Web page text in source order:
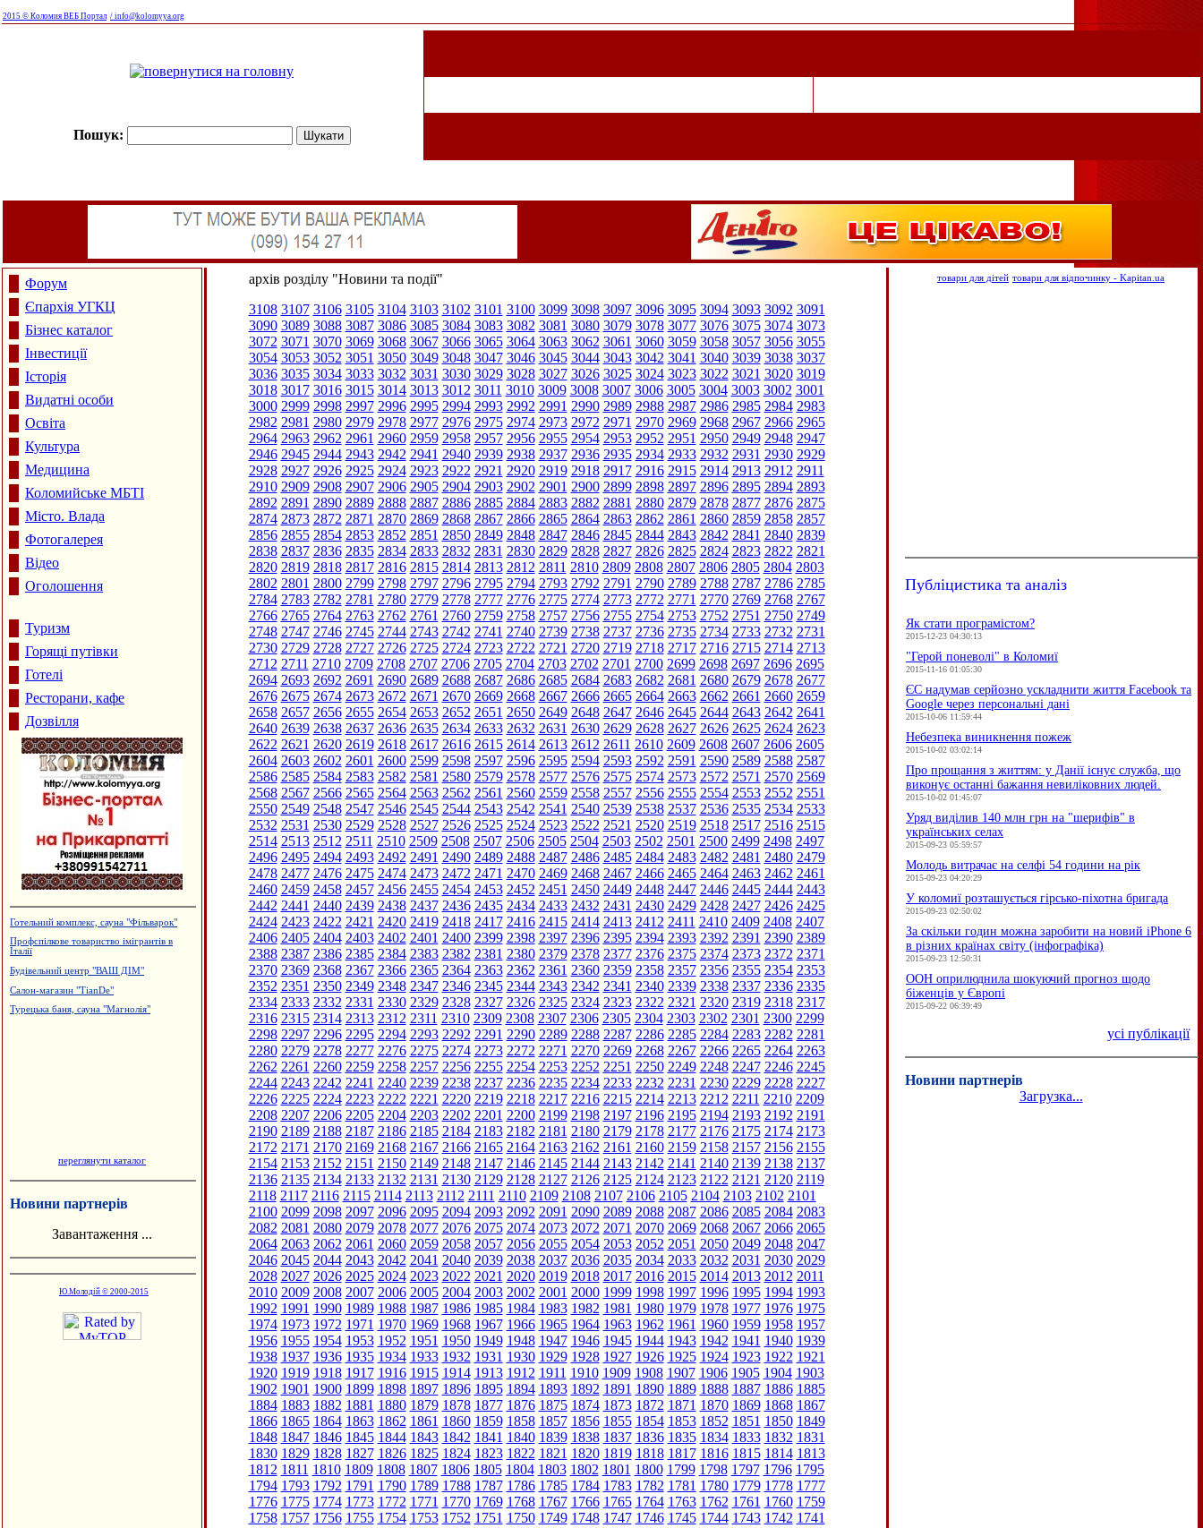
2015 © Коломия ВЕБ Портал / info@kolomyya.org
Пошук:
Форум
Єпархія УГКЦ
Бізнес каталог
Інвестиції
Історія
Видатні особи
Освіта
Культура
Медицина
Коломийське МБТІ
Місто. Влада
Фотогалерея
Відео
Оголошення
Туризм
Горящі путівки
Готелі
Ресторани, кафе
Дозвілля
Готельний комплекс, сауна "Фільварок"
Профспілкове товариство імігрантів в
Італії
Будівельний центр "ВАШ ДІМ"
Салон-магазин "TianDe"
Турецька баня, сауна "Магнолія"
переглянути каталог
Новини партнерів
Завантаження ...
Ю.Молодій © 2000-2015
архів розділу "Новини та події"
3108 3107 3106 3105 3104 3103 3102 3101 3100 3099 3098 3097 3096 3095 3094 3093 3092 3091
3090 3089 3088 3087 3086 3085 3084 3083 3082 3081 3080 3079 3078 3077 3076 3075 3074 3073
3072 3071 3070 3069 3068 3067 3066 3065 3064 3063 3062 3061 3060 3059 3058 3057 3056 3055
3054 3053 3052 3051 3050 3049 3048 3047 3046 3045 3044 3043 3042 3041 3040 3039 3038 3037
3036 3035 3034 3033 3032 3031 3030 3029 3028 3027 3026 3025 3024 3023 3022 3021 3020 3019
3018 3017 3016 3015 3014 3013 3012 3011 3010 3009 3008 3007 3006 3005 3004 3003 3002 3001
3000 2999 2998 2997 2996 2995 2994 2993 2992 2991 2990 2989 2988 2987 2986 2985 2984 2983
2982 2981 2980 2979 2978 2977 2976 2975 2974 2973 2972 2971 2970 2969 2968 2967 2966 2965
2964 2963 2962 2961 2960 2959 2958 2957 2956 2955 2954 2953 2952 2951 2950 2949 2948 2947
2946 2945 2944 2943 2942 2941 2940 2939 2938 2937 2936 2935 2934 2933 2932 2931 2930 2929
2928 2927 2926 2925 2924 2923 2922 2921 2920 2919 2918 2917 2916 2915 2914 2913 2912 2911
2910 2909 2908 2907 2906 2905 2904 2903 2902 2901 2900 2899 2898 2897 2896 2895 2894 2893
2892 2891 2890 2889 2888 2887 2886 2885 2884 2883 2882 2881 2880 2879 2878 2877 2876 2875
2874 2873 2872 2871 2870 2869 2868 2867 2866 2865 2864 2863 2862 2861 2860 2859 2858 2857
2856 2855 2854 2853 2852 2851 2850 2849 2848 2847 2846 2845 2844 2843 2842 2841 2840 2839
2838 2837 2836 2835 2834 2833 2832 2831 2830 2829 2828 2827 2826 2825 2824 2823 2822 2821
2820 2819 2818 2817 2816 2815 2814 2813 2812 2811 2810 2809 2808 2807 2806 2805 2804 2803
2802 2801 2800 2799 2798 2797 2796 2795 2794 2793 2792 2791 2790 2789 2788 2787 2786 2785
2784 2783 2782 2781 2780 2779 2778 2777 2776 2775 2774 2773 2772 2771 2770 2769 2768 2767
2766 2765 2764 2763 2762 2761 2760 2759 2758 2757 2756 2755 2754 2753 2752 2751 2750 2749
2748 2747 2746 2745 2744 2743 2742 2741 2740 2739 2738 2737 2736 2735 2734 2733 2732 2731
2730 2729 2728 2727 2726 2725 2724 2723 2722 2721 2720 2719 2718 2717 2716 2715 2714 2713
2712 2711 2710 2709 2708 2707 2706 2705 2704 2703 2702 2701 2700 2699 2698 2697 2696 2695
2694 2693 2692 2691 2690 2689 2688 2687 2686 2685 2684 2683 2682 2681 2680 2679 2678 2677
2676 2675 2674 2673 2672 2671 2670 2669 2668 2667 2666 2665 2664 2663 2662 2661 2660 2659
2658 2657 2656 2655 2654 2653 2652 2651 2650 2649 2648 2647 2646 2645 2644 2643 2642 2641
2640 2639 2638 2637 2636 2635 2634 2633 2632 2631 2630 2629 2628 2627 2626 2625 2624 2623
2622 2621 2620 2619 2618 2617 2616 2615 2614 2613 2612 2611 2610 2609 2608 2607 2606 2605
2604 2603 2602 2601 2600 2599 2598 2597 2596 2595 2594 2593 2592 2591 2590 2589 2588 2587
2586 2585 2584 2583 2582 2581 2580 2579 2578 2577 2576 2575 2574 2573 2572 2571 2570 2569
2568 2567 2566 2565 2564 2563 2562 2561 2560 2559 2558 2557 2556 2555 2554 2553 2552 2551
2550 2549 2548 2547 2546 2545 2544 2543 2542 2541 2540 2539 2538 2537 2536 2535 2534 2533
2532 2531 2530 2529 2528 2527 2526 2525 2524 2523 2522 2521 2520 2519 2518 2517 2516 2515
2514 2513 2512 2511 2510 2509 2508 2507 2506 2505 2504 2503 2502 2501 2500 2499 2498 2497
2496 2495 2494 2493 2492 2491 2490 2489 2488 2487 2486 2485 2484 2483 2482 2481 2480 2479
2478 2477 2476 2475 2474 2473 2472 2471 2470 2469 2468 2467 2466 2465 2464 2463 2462 2461
2460 2459 2458 2457 2456 2455 2454 2453 2452 2451 2450 2449 2448 2447 2446 2445 2444 2443
2442 2441 2440 2439 2438 2437 2436 2435 2434 2433 2432 2431 2430 2429 2428 2427 2426 2425
2424 2423 2422 2421 2420 2419 2418 2417 2416 2415 2414 2413 2412 2411 2410 2409 2408 2407
2406 2405 2404 2403 2402 2401 2400 2399 2398 2397 2396 2395 2394 2393 2392 2391 2390 2389
2388 2387 2386 2385 2384 2383 2382 2381 2380 2379 2378 2377 2376 2375 2374 2373 2372 2371
2370 2369 2368 2367 2366 2365 2364 2363 2362 2361 2360 2359 2358 2357 2356 2355 2354 2353
2352 2351 2350 2349 2348 2347 2346 2345 2344 2343 2342 2341 2340 2339 2338 2337 2336 2335
2334 2333 2332 2331 2330 2329 2328 2327 2326 2325 2324 2323 2322 2321 2320 2319 2318 2317
2316 2315 2314 2313 2312 2311 2310 2309 2308 2307 2306 2305 2304 2303 2302 2301 2300 2299
2298 2297 2296 2295 2294 2293 2292 2291 2290 2289 2288 2287 2286 2285 2284 2283 2282 2281
2280 2279 2278 2277 2276 2275 2274 2273 2272 2271 2270 2269 2268 2267 2266 2265 2264 2263
2262 2261 2260 2259 2258 2257 2256 2255 2254 2253 2252 2251 2250 2249 2248 2247 2246 2245
2244 2243 2242 2241 2240 2239 2238 2237 2236 2235 2234 2233 2232 2231 2230 2229 2228 2227
2226 2225 2224 2223 2222 2221 2220 2219 2218 2217 2216 2215 2214 2213 2212 2211 2210 2209
2208 2207 2206 2205 2204 2203 2202 2201 2200 2199 2198 2197 2196 2195 2194 2193 2192 2191
2190 2189 2188 2187 2186 2185 2184 2183 2182 2181 2180 2179 2178 2177 2176 2175 2174 2173
2172 2171 2170 2169 2168 2167 2166 2165 2164 2163 2162 2161 2160 2159 2158 2157 2156 2155
2154 2153 2152 2151 2150 2149 2148 2147 2146 2145 2144 2143 2142 2141 2140 2139 2138 2137
2136 2135 2134 2133 2132 2131 2130 2129 2128 2127 2126 2125 2124 2123 2122 2121 2120 2119
2118 2117 2116 2115 2114 2113 2112 2111 2110 2109 2108 2107 2106 2105 2104 2103 2102 2101
2100 2099 2098 2097 2096 2095 2094 2093 2092 2091 2090 2089 2088 2087 2086 2085 2084 2083
2082 2081 2080 2079 2078 2077 2076 2075 2074 2073 2072 2071 2070 2069 2068 2067 2066 2065
2064 2063 2062 2061 2060 2059 2058 2057 2056 2055 2054 2053 2052 2051 2050 2049 2048 2047
2046 2045 2044 2043 2042 2041 2040 2039 2038 2037 2036 2035 2034 2033 2032 2031 2030 2029
2028 2027 2026 2025 2024 2023 2022 2021 2020 2019 2018 2017 2016 2015 2014 2013 2012 2011
2010 2009 2008 2007 2006 2005 2004 2003 2002 2001 2000 1999 1998 1997 1996 1995 1994 1993
1992 1991 1990 1989 1988 1987 1986 1985 1984 1983 1982 1981 1980 1979 1978 1977 1976 1975
1974 1973 1972 1971 1970 1969 1968 1967 1966 1965 1964 1963 1962 1961 1960 1959 1958 1957
1956 1955 1954 1953 1952 1951 1950 1949 1948 1947 1946 1945 1944 1943 1942 1941 1940 1939
1938 1937 1936 1935 1934 1933 1932 1931 1930 1929 1928 1927 1926 1925 1924 1923 1922 1921
1920 1919 1918 1917 1916 1915 1914 1913 1912 1911 1910 1909 1908 1907 1906 1905 1904 1903
1902 1901 1900 1899 1898 1897 1896 1895 1894 1893 1892 1891 1890 1889 1888 1887 1886 1885
1884 1883 1882 1881 1880 1879 1878 1877 1876 1875 1874 1873 1872 1871 1870 1869 1868 1867
1866 1865 1864 1863 1862 1861 1860 1859 1858 1857 1856 1855 1854 1853 1852 1851 1850 1849
1848 1847 1846 1845 1844 1843 1842 1841 1840 1839 1838 1837 1836 1835 1834 1833 1832 1831
1830 1829 1828 1827 1826 1825 1824 1823 1822 1821 1820 1819 1818 1817 1816 1815 1814 1813
1812 1811 1810 1809 1808 1807 1806 1805 1804 1803 1802 1801 1800 1799 1798 1797 1796 1795
1794 1793 1792 1791 1790 1789 1788 1787 1786 1785 1784 1783 1782 1781 1780 1779 1778 1777
1776 1775 1774 1773 1772 1771 1770 1769 1768 1767 1766 1765 1764 1763 1762 1761 1760 1759
1758 1757 1756 1755 1754 1753 1752 1751 1750 1749 1748 1747 1746 1745 1744 1743 1742 1741
товари для дітей товари для відпочинку - Kapitan.ua
Публіцистика та аналіз
Як стати програмістом?
2015-12-23 04:30:13
"Герой поневолі" в Коломиї
2015-11-16 01:05:30
ЄC надумав серйозно ускладнити життя Facebook та
Google через персональні дані
2015-10-06 11:59:44
Небезпека виникнення пожеж
2015-10-02 03:02:14
Про прощання з життям: у Данії існує служба, що
виконує останні бажання невиліковних людей.
2015-10-02 01:45:07
Уряд виділив 140 млн грн на "шерифів" в
українських селах
2015-09-23 05:59:57
Молодь витрачає на селфі 54 години на рік
2015-09-23 04:20:29
У коломиї розташується гірсько-піхотна бригада
2015-09-23 02:50:02
За скільки годин можна заробити на новий iPhone 6
в різних країнах світу (інфографіка)
2015-09-23 12:50:31
ООН оприлюднила шокуючий прогноз щодо
біженців у Європі
2015-09-22 06:39:49
усі публікації
Новини партнерів
Загрузка...